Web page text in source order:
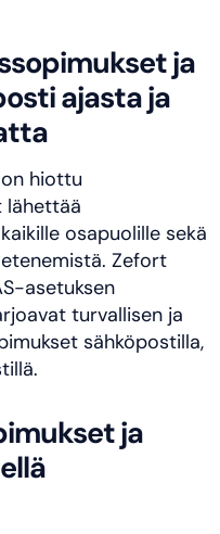
ja
ajasta ja
hiottu
lähettää
osapuolille sekä
Zefort
asetuksen
turvallisen ja
sähköpostilla,
ja